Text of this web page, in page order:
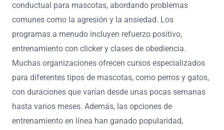
conductual para mascotas, abordando problemas
comunes como la agresión y la ansiedad. Los
programas a menudo incluyen refuerzo positivo,
entrenamiento con clicker y clases de obediencia.
Muchas organizaciones ofrecen cursos especializados
para diferentes tipos de mascotas, como perros y gatos,
con duraciones que varían desde unas pocas semanas
hasta varios meses. Además, las opciones de
entrenamiento en línea han ganado popularidad,